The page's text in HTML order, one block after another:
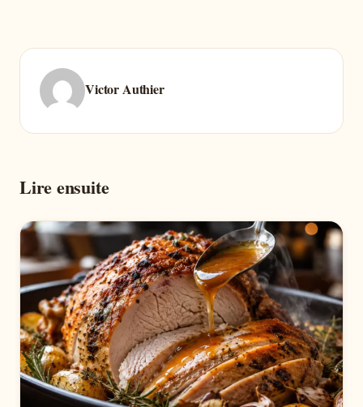
Victor Authier
Lire ensuite